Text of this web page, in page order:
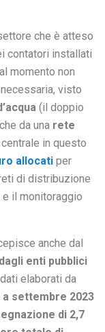
che è atteso
contatori installati
momento non
visto
(il doppio
da una rete
in questo
allocati per
di distribuzione
il monitoraggio
anche dal
enti pubblici
elaborati da
a settembre 2023
di 2,7